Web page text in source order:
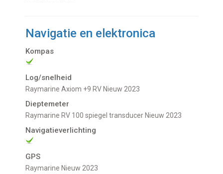
Navigatie en elektronica
Kompas
Log/snelheid
Raymarine Axiom +9 RV Nieuw 2023
Dieptemeter
Raymarine RV 100 spiegel transducer Nieuw 2023
Navigatieverlichting
GPS
Raymarine Nieuw 2023